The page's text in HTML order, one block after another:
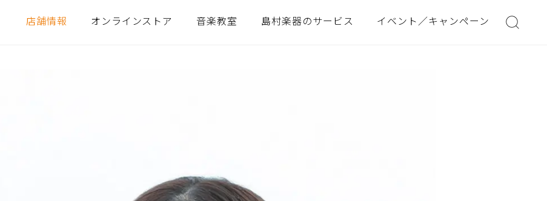
店舗情報 オンラインストア 音楽教室 島村楽器のサービス イベント／キャンペーン